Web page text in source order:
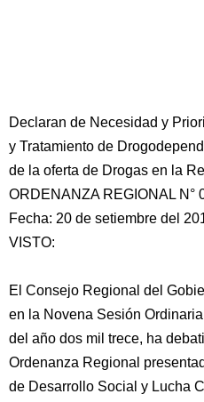
Declaran de Necesidad y
y Tratamiento de
de la oferta de Drogas en la
ORDENANZA REGIONAL N°
Fecha: 20 de setiembre del
VISTO:
El Consejo Regional del
en la Novena Sesión
del año dos mil trece, ha
Ordenanza Regional
de Desarrollo Social y Lucha